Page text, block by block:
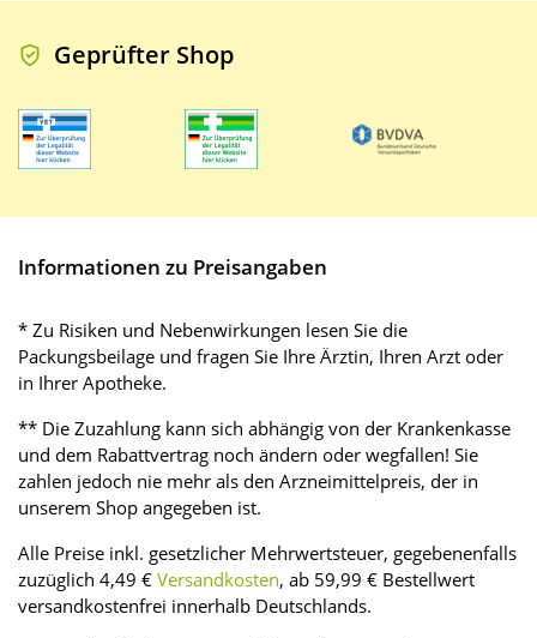
Geprüfter Shop
Informationen zu Preisangaben
* Zu Risiken und Nebenwirkungen lesen Sie die
Packungsbeilage und fragen Sie Ihre Ärztin, Ihren Arzt oder
in Ihrer Apotheke.
** Die Zuzahlung kann sich abhängig von der Krankenkasse
und dem Rabattvertrag noch ändern oder wegfallen! Sie
zahlen jedoch nie mehr als den Arzneimittelpreis, der in
unserem Shop angegeben ist.
Alle Preise inkl. gesetzlicher Mehrwertsteuer, gegebenenfalls
zuzüglich 4,49 € Versandkosten, ab 59,99 € Bestellwert
versandkostenfrei innerhalb Deutschlands.